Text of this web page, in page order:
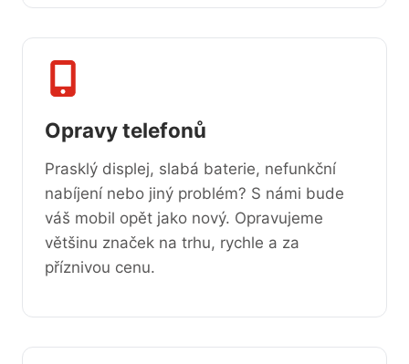
Opravy telefonů
Prasklý displej, slabá baterie, nefunkční
nabíjení nebo jiný problém? S námi bude
váš mobil opět jako nový. Opravujeme
většinu značek na trhu, rychle a za
příznivou cenu.